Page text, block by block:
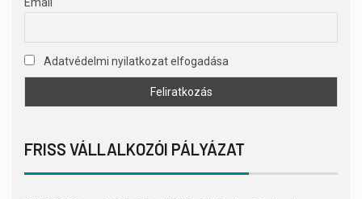
Email
Adatvédelmi nyilatkozat elfogadása
FRISS VÁLLALKOZÓI PÁLYÁZAT